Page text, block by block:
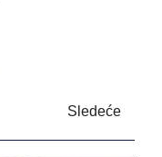
Sledeće